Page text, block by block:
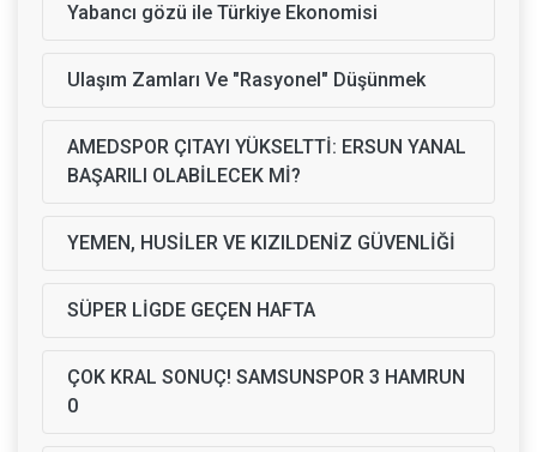
Yabancı gözü ile Türkiye Ekonomisi
Ulaşım Zamları Ve "Rasyonel" Düşünmek
AMEDSPOR ÇITAYI YÜKSELTTİ: ERSUN YANAL
BAŞARILI OLABİLECEK Mİ?
YEMEN, HUSİLER VE KIZILDENİZ GÜVENLİĞİ
SÜPER LİGDE GEÇEN HAFTA
ÇOK KRAL SONUÇ! SAMSUNSPOR 3 HAMRUN
0